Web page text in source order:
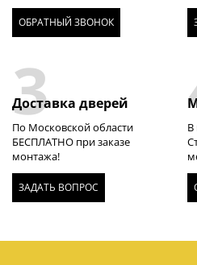
ОБРАТНЫЙ ЗВОНОК
3
Доставка дверей
По Московской области
БЕСПЛАТНО при заказе
монтажа!
ЗАДАТЬ ВОПРОС
В